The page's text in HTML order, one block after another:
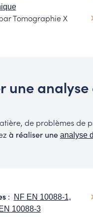
Tomographie X
une
de problèmes de
à réaliser une analyse
:
NF EN 10088-1,
10088-3